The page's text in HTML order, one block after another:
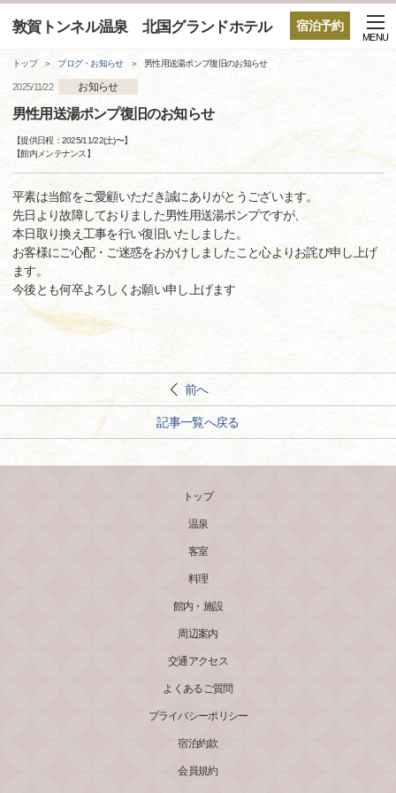
宿泊予約
敦賀トンネル温泉 北国グランドホテル
MENU
トップ ブログ・お知らせ 男性用送湯ポンプ復旧のお知らせ
2025/11/22 お知らせ
男性用送湯ポンプ復旧のお知らせ
【提供日程：2025/11/22(土)〜】
【館内メンテナンス 】
平素は当館をご愛顧いただき誠にありがとうございます。
先日より故障しておりました男性用送湯ポンプですが、
本日取り換え工事を行い復旧いたしました。
お客様にご心配・ご迷惑をおかけしましたこと心よりお詫び申し上げ
ます。
今後とも何卒よろしくお願い申し上げます
前へ
記事一覧へ戻る
トップ
温泉
客室
料理
館内・施設
周辺案内
交通アクセス
よくあるご質問
プライバシーポリシー
宿泊約款
会員規約